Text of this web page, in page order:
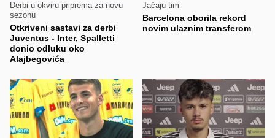
Derbi u okviru priprema za novu
sezonu
Otkriveni sastavi za derbi
Juventus - Inter, Spalletti
donio odluku oko
Alajbegovića
Jačaju tim
Barcelona oborila rekord
novim ulaznim transferom